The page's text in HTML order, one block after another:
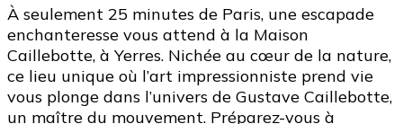
À seulement 25 minutes de Paris, une escapade
enchanteresse vous attend à la Maison
Caillebotte, à Yerres. Nichée au cœur de la nature,
ce lieu unique où l’art impressionniste prend vie
vous plonge dans l’univers de Gustave Caillebotte,
un maître du mouvement. Préparez-vous à